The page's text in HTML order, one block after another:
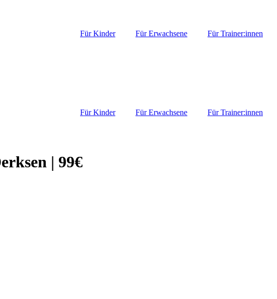
Für Kinder
Für Erwachsene
Für Trainer:innen
Für Kinder
Für Erwachsene
Für Trainer:innen
| 99€